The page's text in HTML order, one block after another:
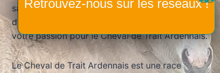
satisfaction est notre priorité et nous sommes
déterminés à vous offrir un site à la hauteur de
votre passion pour le Cheval de Trait Ardennais.
Le Cheval de Trait Ardennais est une race